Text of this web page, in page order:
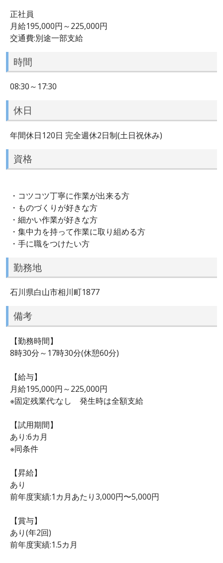
正社員
月給195,000円～225,000円
交通費:別途一部支給
時間
08:30～17:30
休日
年間休日120日 完全週休2日制(土日祝休み)
資格
・コツコツ丁寧に作業が出来る方
・ものづくりが好きな方
・細かい作業が好きな方
・集中力を持って作業に取り組める方
・手に職をつけたい方
勤務地
石川県白山市相川町1877
備考
【勤務時間】
8時30分～17時30分(休憩60分)
【給与】
月給195,000円～225,000円
※固定残業代:なし 発生時は全額支給
【試用期間】
あり:6カ月
※同条件
【昇給】
あり
前年度実績:1カ月あたり3,000円〜5,000円
【賞与】
あり(年2回)
前年度実績:1.5カ月